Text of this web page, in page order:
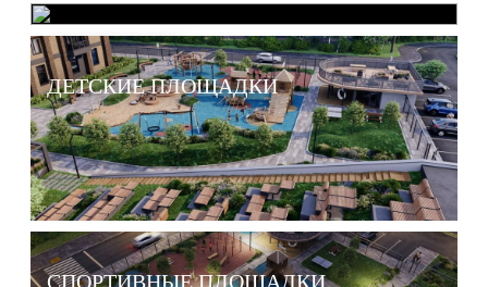
ОЗЕЛЕНЕНИЕ
ДЕТСКИЕ ПЛОЩАДКИ
СПОРТИВНЫЕ ПЛОЩАДКИ